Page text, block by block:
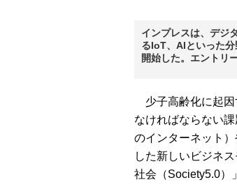
インプレスは、デジ
るIoT、AIといった
開始した。エントリ
少子高齢化に起因
なければならない
のインターネット
した新しいビジネ
社会（Society5.0）